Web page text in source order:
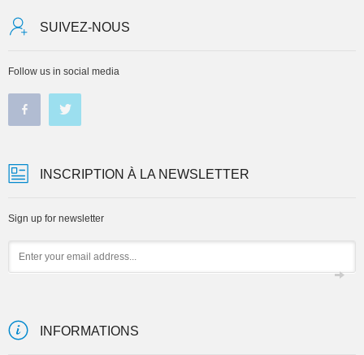
SUIVEZ-NOUS
Follow us in social media
INSCRIPTION À LA NEWSLETTER
Sign up for newsletter
INFORMATIONS